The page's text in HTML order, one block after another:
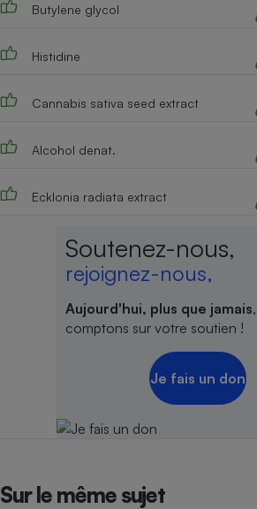
Butylene glycol
Histidine
Cannabis sativa seed extract
Alcohol denat.
Ecklonia radiata extract
Soutenez-nous,
rejoignez-nous,
Aujourd'hui, plus que jamais
comptons sur votre soutien !
Je fais un don
Sur le même sujet